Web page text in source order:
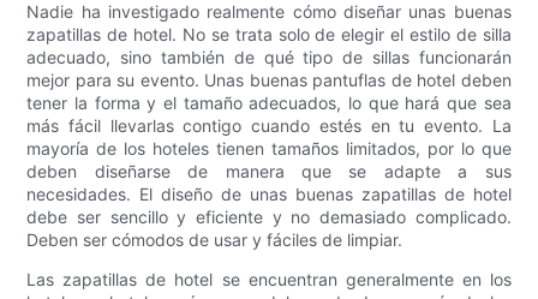
Nadie ha investigado realmente cómo diseñar unas buenas
zapatillas de hotel. No se trata solo de elegir el estilo de silla
adecuado, sino también de qué tipo de sillas funcionarán
mejor para su evento. Unas buenas pantuflas de hotel deben
tener la forma y el tamaño adecuados, lo que hará que sea
más fácil llevarlas contigo cuando estés en tu evento. La
mayoría de los hoteles tienen tamaños limitados, por lo que
deben diseñarse de manera que se adapte a sus
necesidades. El diseño de unas buenas zapatillas de hotel
debe ser sencillo y eficiente y no demasiado complicado.
Deben ser cómodos de usar y fáciles de limpiar.
Las zapatillas de hotel se encuentran generalmente en los